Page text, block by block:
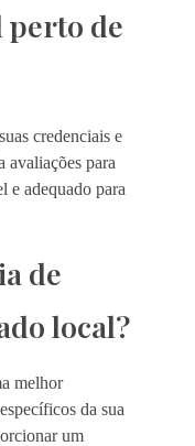
perto de
credenciais e
avaliações para
e adequado para
de
local?
melhor
da sua
um